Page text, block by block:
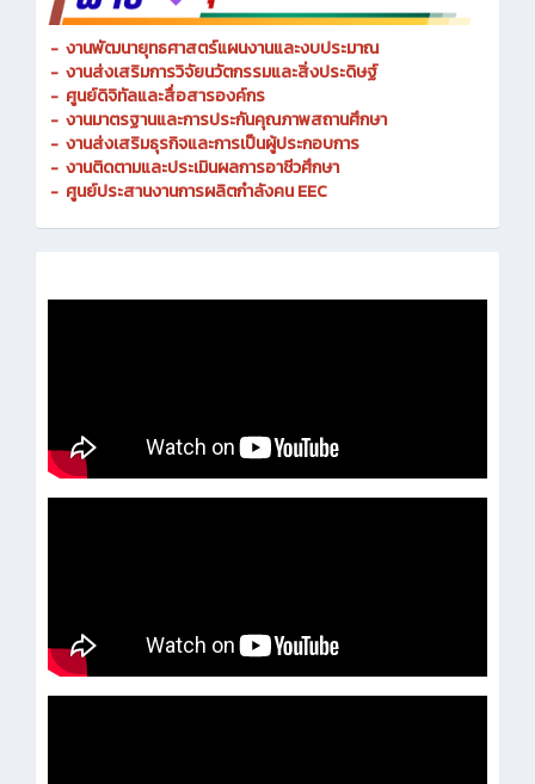
- งานพัฒนายุทธศาสตร์แผนงานและงบประมาณ
- งานส่งเสริมการวิจัยนวัตกรรมและสิ่งประดิษฐ์
- ศูนย์ดิจิทัลและสื่อสารองค์กร
- งานมาตรฐานและการประกันคุณภาพสถานศึกษา
- งานส่งเสริมธุรกิจและการเป็นผู้ประกอบการ
- งานติดตามและประเมินผลการอาชีวศึกษา
- ศูนย์ประสานงานการผลิตกำลังคน EEC